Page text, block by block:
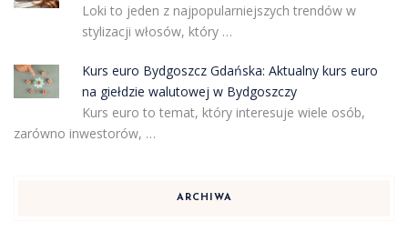
Loki to jeden z najpopularniejszych trendów w
stylizacji włosów, który …
Kurs euro Bydgoszcz Gdańska: Aktualny kurs euro
na giełdzie walutowej w Bydgoszczy
Kurs euro to temat, który interesuje wiele osób,
zarówno inwestorów, …
ARCHIWA